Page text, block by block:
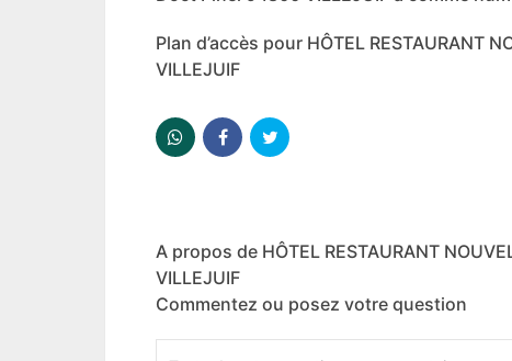
Plan d’accès pour HÔTEL RESTAURANT
VILLEJUIF
A propos de HÔTEL RESTAURANT
VILLEJUIF
Commentez ou posez votre question